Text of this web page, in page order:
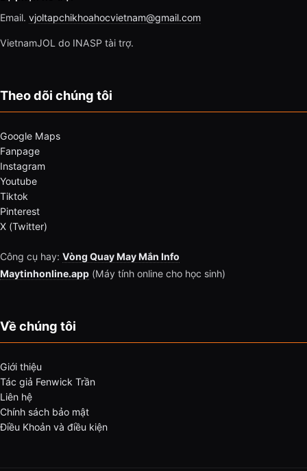
Email. vjoltapchikhoahocvietnam@gmail.com
VietnamJOL do INASP tài trợ.
Theo dõi chúng tôi
Google Maps
Fanpage
Instagram
Youtube
Tiktok
Pinterest
X (Twitter)
Công cụ hay: Vòng Quay May Mắn Info
Maytinhonline.app (Máy tính online cho học sinh)
Về chúng tôi
Giới thiệu
Tác giả Fenwick Trần
Liên hệ
Chính sách bảo mật
Điều Khoản và điều kiện